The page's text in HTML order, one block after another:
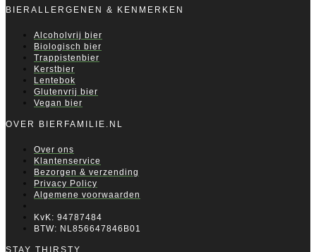
BIERALLERGENEN & KENMERKEN
Alcoholvrij bier
Biologisch bier
Trappistenbier
Kerstbier
Lentebok
Glutenvrij bier
Vegan bier
OVER BIERFAMILIE.NL
Over ons
Klantenservice
Bezorgen & verzending
Privacy Policy
Algemene voorwaarden
KvK: 94787484
BTW: NL856647846B01
STAY THIRSTY